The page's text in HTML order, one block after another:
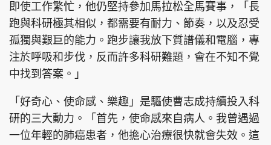
即使工作繁忙，他仍堅持參加馬拉松全馬賽事，「長
跑與科研極其相似，都需要有耐力、節奏，以及忍受
孤獨與艱巨的能力。跑步讓我放下質譜儀和電腦，專
注於呼吸和步伐，反而許多科研難題，會在不知不覺
中找到答案。」
「好奇心、使命感、樂趣」是驅使曹志成持續投入科
研的三大動力。「首先，使命感來自病人。我曾遇過
一位年輕的肺癌患者，他擔心治療很快就會失效。這